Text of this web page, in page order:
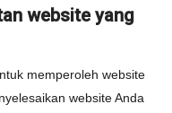
website yang
memperoleh website
website Anda